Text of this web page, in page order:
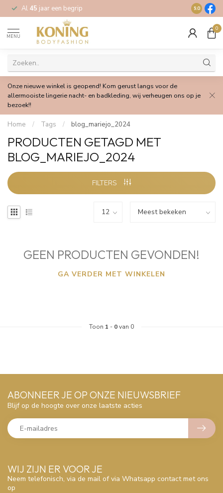
Al 45 jaar een begrip Gratis
9.0
MENU
0
Onze nieuwe winkel is geopend! Kom gerust langs voor de
allermooiste lingerie nacht- en badkleding, wij verheugen ons op je
bezoek!!
Home / Tags / blog_mariejo_2024
PRODUCTEN GETAGD MET
BLOG_MARIEJO_2024
FILTERS
GEEN PRODUCTEN GEVONDEN!
GA VERDER MET WINKELEN
Toon 1 - 0van 0
WIJ ZIJN ER VOOR JE
Neem telefonisch, via de mail of via Whatsapp contact met ons
op
ABONNEER JE OP ONZE NIEUWSBRIEF
Blijf op de hoogte over onze laatste acties